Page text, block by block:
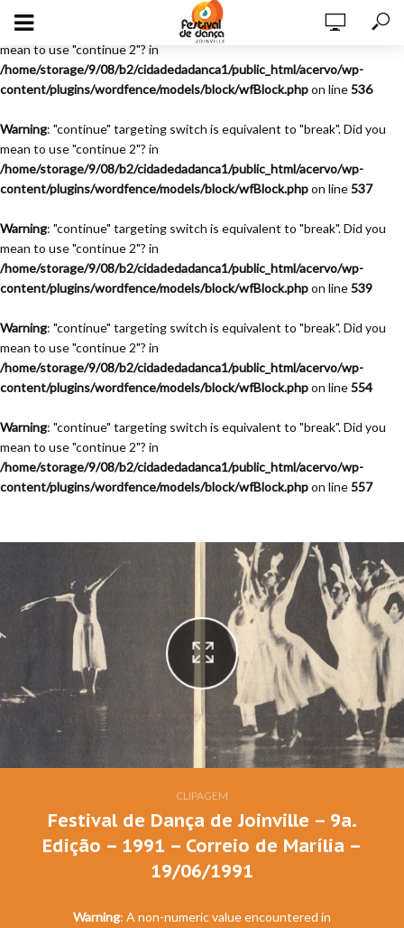
Warning
: "continue" targeting switch is equivalent to "break". Did you
mean to use "continue 2"? in
/home/storage/9/08/b2/cidadedadanca1/public_html/acervo/wp-
content/plugins/wordfence/models/block/wfBlock.phpon line536
Warning: "continue" targeting switch is equivalent to "break". Did you
mean to use "continue 2"? in
/home/storage/9/08/b2/cidadedadanca1/public_html/acervo/wp-
content/plugins/wordfence/models/block/wfBlock.phpon line537
Warning: "continue" targeting switch is equivalent to "break". Did you
mean to use "continue 2"? in
/home/storage/9/08/b2/cidadedadanca1/public_html/acervo/wp-
content/plugins/wordfence/models/block/wfBlock.phpon line539
Warning: "continue" targeting switch is equivalent to "break". Did you
mean to use "continue 2"? in
/home/storage/9/08/b2/cidadedadanca1/public_html/acervo/wp-
content/plugins/wordfence/models/block/wfBlock.phpon line554
Warning: "continue" targeting switch is equivalent to "break". Did you
mean to use "continue 2"? in
/home/storage/9/08/b2/cidadedadanca1/public_html/acervo/wp-
content/plugins/wordfence/models/block/wfBlock.phpon line557
Festival de Dança de Joinville - 9a. Edição - 1991
CLIPAGEM
Festival de Dança de Joinville – 9a.
Edição – 1991 – Correio de Marília –
19/06/1991
Warning: A non-numeric value encountered in